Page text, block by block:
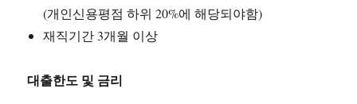
(개인신용평점 하위 20%에 해당되야함)
재직기간 3개월 이상
대출한도 및 금리